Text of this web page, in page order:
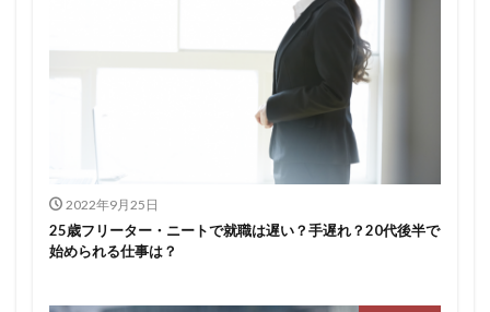
2022年9月25日
25歳フリーター・ニートで就職は遅い？手遅れ？20代後半で
始められる仕事は？